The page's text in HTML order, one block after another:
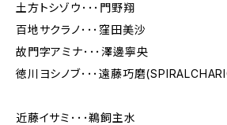
土方トシゾウ･･･門野翔
百地サクラノ･･･窪田美沙
故門字アミナ･･･澤邊寧央
徳川ヨシノブ･･･遠藤巧磨
近藤イサミ･･･鵜飼主水